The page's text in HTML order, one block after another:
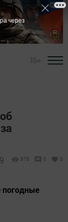
373 0 0
погодные
через